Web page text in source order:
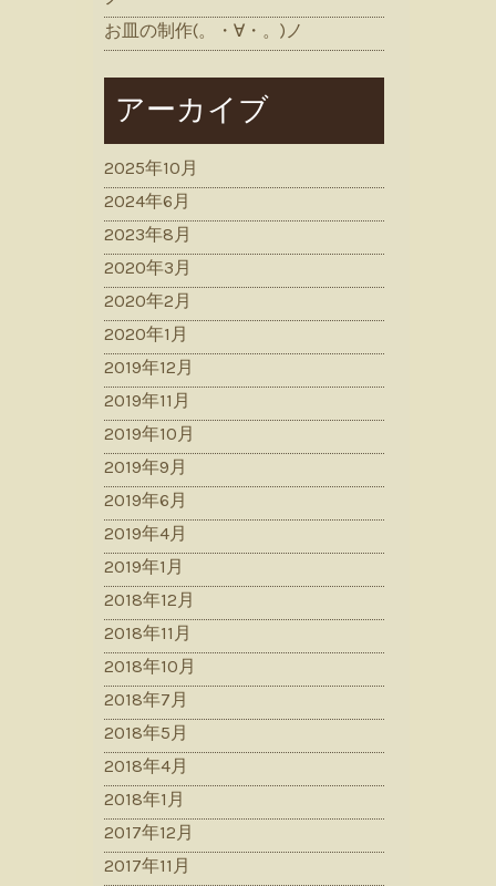
お皿の制作(。・∀・。)ノ
アーカイブ
2025年10月
2024年6月
2023年8月
2020年3月
2020年2月
2020年1月
2019年12月
2019年11月
2019年10月
2019年9月
2019年6月
2019年4月
2019年1月
2018年12月
2018年11月
2018年10月
2018年7月
2018年5月
2018年4月
2018年1月
2017年12月
2017年11月